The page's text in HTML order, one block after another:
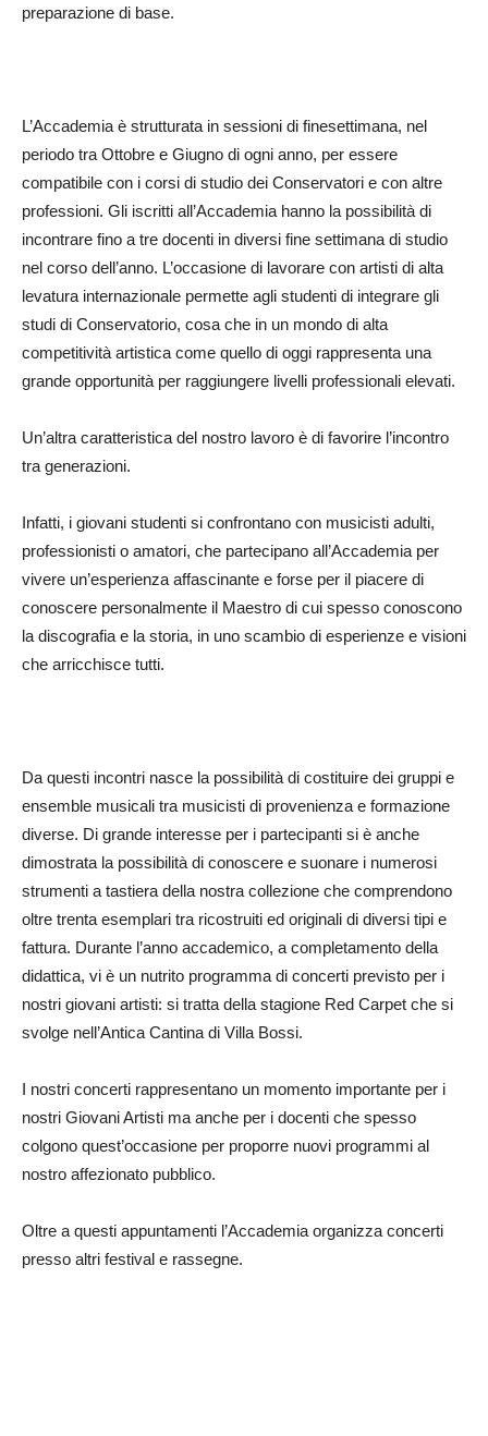
preparazione di base.
L’Accademia è strutturata in sessioni di finesettimana, nel
periodo tra Ottobre e Giugno di ogni anno, per essere
compatibile con i corsi di studio dei Conservatori e con altre
professioni. Gli iscritti all’Accademia hanno la possibilità di
incontrare fino a tre docenti in diversi fine settimana di studio
nel corso dell’anno. L’occasione di lavorare con artisti di alta
levatura internazionale permette agli studenti di integrare gli
studi di Conservatorio, cosa che in un mondo di alta
competitività artistica come quello di oggi rappresenta una
grande opportunità per raggiungere livelli professionali elevati.
Un’altra caratteristica del nostro lavoro è di favorire l’incontro
tra generazioni.
Infatti, i giovani studenti si confrontano con musicisti adulti,
professionisti o amatori, che partecipano all’Accademia per
vivere un’esperienza affascinante e forse per il piacere di
conoscere personalmente il Maestro di cui spesso conoscono
la discografia e la storia, in uno scambio di esperienze e visioni
che arricchisce tutti.
Da questi incontri nasce la possibilità di costituire dei gruppi e
ensemble musicali tra musicisti di provenienza e formazione
diverse. Di grande interesse per i partecipanti si è anche
dimostrata la possibilità di conoscere e suonare i numerosi
strumenti a tastiera della nostra collezione che comprendono
oltre trenta esemplari tra ricostruiti ed originali di diversi tipi e
fattura. Durante l’anno accademico, a completamento della
didattica, vi è un nutrito programma di concerti previsto per i
nostri giovani artisti: si tratta della stagione Red Carpet che si
svolge nell’Antica Cantina di Villa Bossi.
I nostri concerti rappresentano un momento importante per i
nostri Giovani Artisti ma anche per i docenti che spesso
colgono quest’occasione per proporre nuovi programmi al
nostro affezionato pubblico.
Oltre a questi appuntamenti l’Accademia organizza concerti
presso altri festival e rassegne.